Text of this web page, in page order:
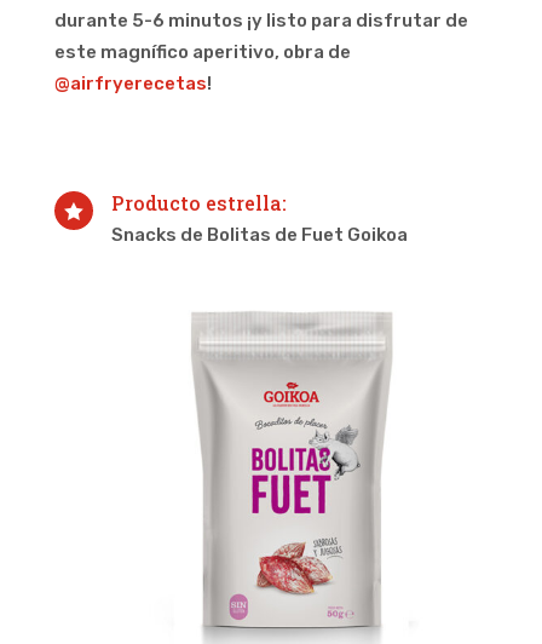
durante 5-6 minutos ¡y listo para disfrutar de
este magnífico aperitivo, obra de
@airfryerecetas!
 Producto estrella:
Snacks de Bolitas de Fuet Goikoa